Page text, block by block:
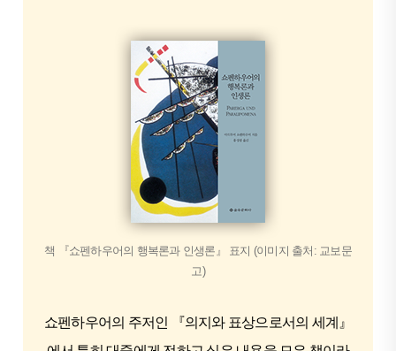
책 『쇼펜하우어의 행복론과 인생론』 표지 (이미지 출처: 교보문
고)
쇼펜하우어의 주저인 『의지와 표상으로서의 세계』